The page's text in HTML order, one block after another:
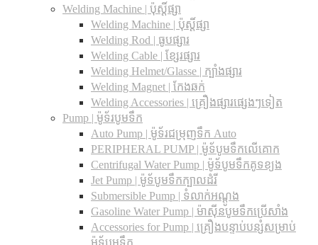
Welding Machine | ប៉ុស្តិ៍ផ្សា
Welding Machine | ប៉ុស្តិ៍ផ្សា
Welding Rod | ធូបផ្សារ
Welding Cable | ខ្សែរផ្សារ
Welding Helmet/Glasse | ក្បាំងផ្សារ
Welding Magnet | កែងឆក់
Welding Accessories | គ្រឿងផ្សារផ្សេងៗទៀត
Pump | ម៉ូទ័របូមទឹក
Auto Pump | ម៉ូទ័រជម្រុញទឹក Auto
PERIPHERAL PUMP | ម៉ូទ័បូមទឹកលើគោក
Centrifugal Water Pump | ម៉ូទ័បូមទឹកគូទខ្យង
Jet Pump | ម៉ូទ័បូមទឹកក្បាលដំរី
Submersible Pump | ទំលាក់អណ្តូង
Gasoline Water Pump | ម៉ាស៊ីនបូមទឹកប្រើសាំង
Accessories for Pump | គ្រឿងបន្ទាប់បន្សំសម្រាប់
ម៉ូទ័បូមទឹក